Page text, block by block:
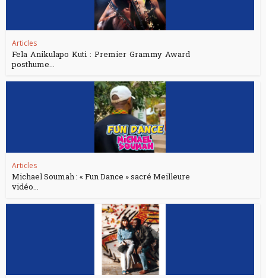
Articles
Fela Anikulapo Kuti : Premier Grammy Award
posthume...
Articles
Michael Soumah : « Fun Dance » sacré Meilleure
vidéo...